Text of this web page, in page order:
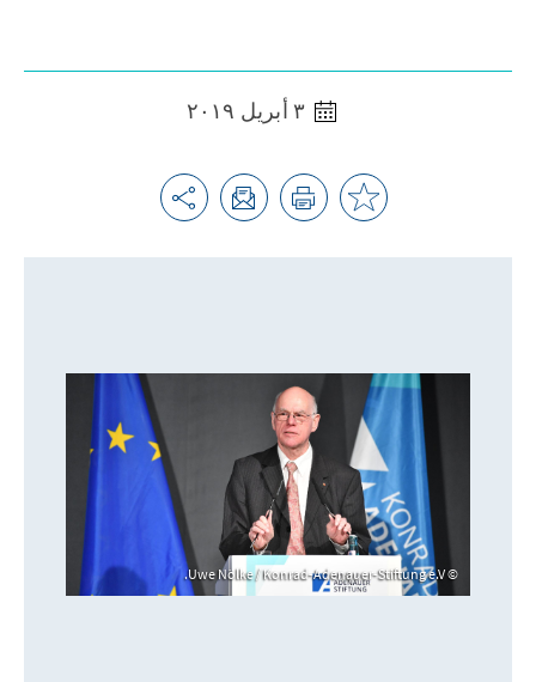
Uwe Nölke / Konrad-Adenauer-Stiftung e.V.